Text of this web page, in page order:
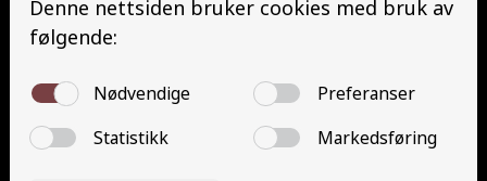
Minibuss (D1)
Minibuss med henger (D1E)
Person (YDP – YSK)
YSK Gods etterutdanning (EYDG)
YSK Person etterutdanning (EYDP)